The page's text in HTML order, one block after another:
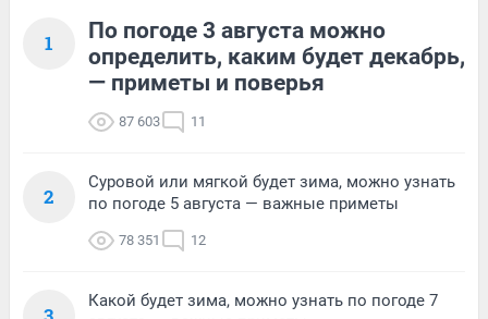
1
По погоде 3 августа можно
определить, каким будет декабрь,
— приметы и поверья
87 603 11
2
Суровой или мягкой будет зима, можно узнать
по погоде 5 августа — важные приметы
78 351 12
Какой будет зима, можно узнать по погоде 7